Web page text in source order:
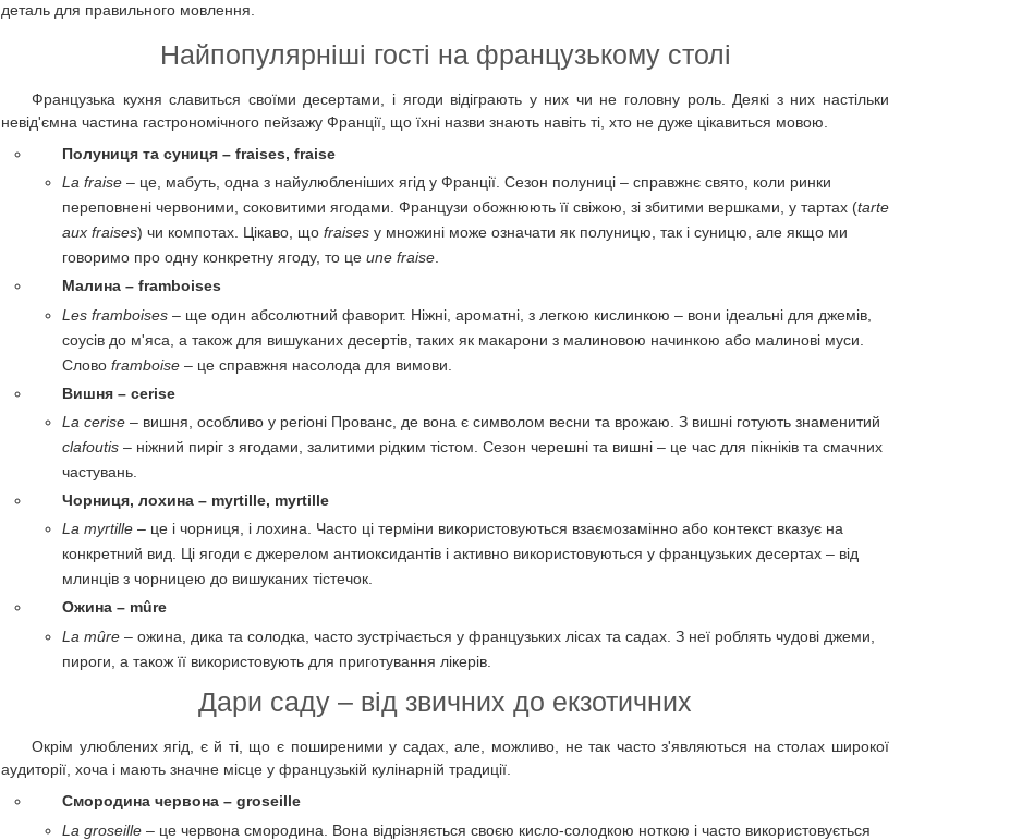
деталь для правильного мовлення.
Найпопулярніші гості на французькому столі
Французька кухня славиться своїми десертами, і ягоди відіграють у них чи не головну роль. Деякі з них настільки
невід'ємна частина гастрономічного пейзажу Франції, що їхні назви знають навіть ті, хто не дуже цікавиться мовою.
Полуниця та суниця – fraises, fraise
La fraise – це, мабуть, одна з найулюбленіших ягід у Франції. Сезон полуниці – справжнє свято, коли ринки
переповнені червоними, соковитими ягодами. Французи обожнюють її свіжою, зі збитими вершками, у тартах (tarte
aux fraises) чи компотах. Цікаво, що fraises у множині може означати як полуницю, так і суницю, але якщо ми
говоримо про одну конкретну ягоду, то це une fraise
Малина – framboises
Les framboises – ще один абсолютний фаворит. Ніжні, ароматні, з легкою кислинкою – вони ідеальні для джемів,
соусів до м'яса, а також для вишуканих десертів, таких як макарони з малиновою начинкою або малинові муси.
Слово framboise – це справжня насолода для вимови.
Вишня – cerise
La cerise – вишня, особливо у регіоні Прованс, де вона є символом весни та врожаю. З вишні готують знаменитий
clafoutis – ніжний пиріг з ягодами, залитими рідким тістом. Сезон черешні та вишні – це час для пікніків та смачних
частувань.
Чорниця, лохина – myrtille, myrtille
La myrtille – це і чорниця, і лохина. Часто ці терміни використовуються взаємозамінно або контекст вказує на
конкретний вид. Ці ягоди є джерелом антиоксидантів і активно використовуються у французьких десертах – від
млинців з чорницею до вишуканих тістечок.
Ожина – mûre
La mûre – ожина, дика та солодка, часто зустрічається у французьких лісах та садах. З неї роблять чудові джеми,
пироги, а також її використовують для приготування лікерів.
Дари саду – від звичних до екзотичних
Окрім улюблених ягід, є й ті, що є поширеними у садах, але, можливо, не так часто з'являються на столах широкої
аудиторії, хоча і мають значне місце у французькій кулінарній традиції.
Смородина червона – groseille
La groseille – це червона смородина. Вона відрізняється своєю кисло-солодкою ноткою і часто використовується